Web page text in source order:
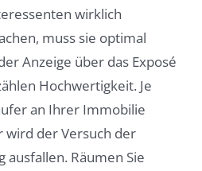
wirklich
muss sie optimal
Anzeige über das Exposé
Hochwertigkeit. Je
an Ihrer Immobilie
der Versuch der
ausfallen. Räumen Sie